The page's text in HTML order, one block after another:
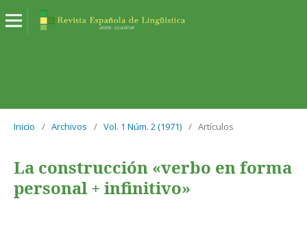
Inicio / Archivos / Vol. 1 Núm. 2 (1971) / Artículos
La construcción «verbo en forma
personal + infinitivo»